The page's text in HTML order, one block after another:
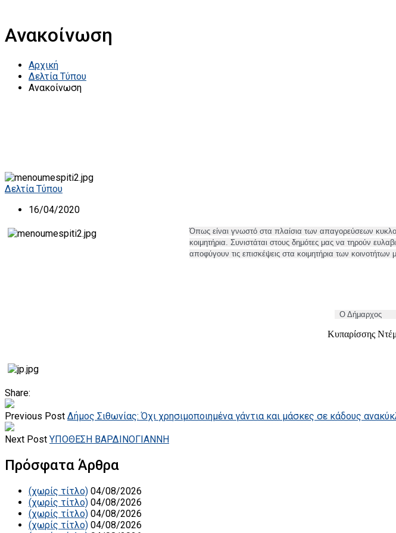
Ανακοίνωση
Αρχική
Δελτία Τύπου
Ανακοίνωση
Δελτία Τύπου
16/04/2020
Όπως είναι γνωστό στα πλαίσια των απαγορεύσεων
κοιμητήρια. Συνιστάται στους δημότες μας να τηρούν
αποφύγουν τις επισκέψεις στα κοιμητήρια των κοινοτήτων
Ο
Κυπαρίσσης
Share:
Previous Post Δήμος Σιθωνίας: Όχι χρησιμοποιημένα γάντια και μάσκες σε κάδους
Next Post ΥΠΟΘΕΣΗ ΒΑΡΔΙΝΟΓΙΑΝΝΗ
Πρόσφατα Άρθρα
(χωρίς τίτλο) 04/08/2026
(χωρίς τίτλο) 04/08/2026
(χωρίς τίτλο) 04/08/2026
(χωρίς τίτλο) 04/08/2026